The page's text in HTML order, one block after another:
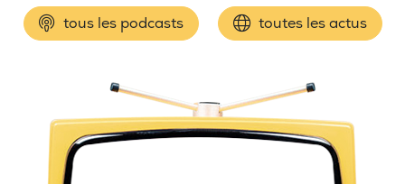
tous les podcasts toutes les actus